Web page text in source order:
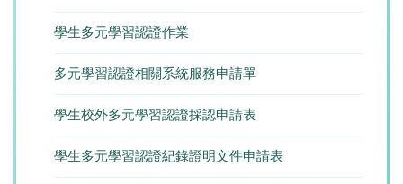
學生多元學習認證作業
多元學習認證相關系統服務申請單
學生校外多元學習認證採認申請表
學生多元學習認證紀錄證明文件申請表